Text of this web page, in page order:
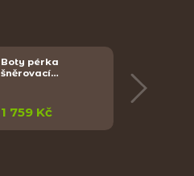
Boty pérka
šněrovací…
1 759 Kč